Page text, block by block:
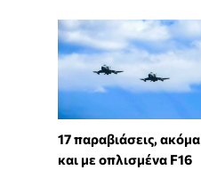
17 παραβιάσεις, ακόμα
και με οπλισμένα F16